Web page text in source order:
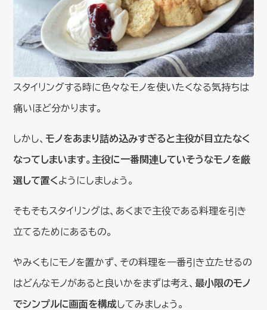
スタイリングする時に色々なモノを使いたくなる気持ちは
痛いほど分かります。
しかし、 モノをあまり詰め込みすぎると主役が目立たなく
なってしまいます。主役に一番関連していそうなモノを厳
選して置くようにしましょう。
そもそもスタイリングは、あくまで主役である料理を引き
立てるためにあるもの。
やみくもにモノを置かず、その料理を一番引き立たせるの
はどんなモノがあると良いかをまずは考え、最小限のモノ
でシンプルに画面を構成してみましょう。